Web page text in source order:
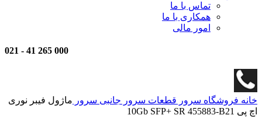
تماس با ما
همکاری با ما
امور مالی
000 265 41
-
خانه فروشگاه سرور قطعات سرور جانبی سرور ماژول فیبر نوری
اچ پی 10Gb SFP+ SR 455883-B21